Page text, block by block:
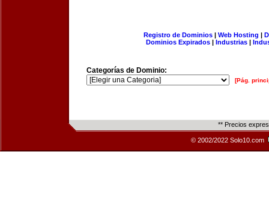
Registro de Dominios| Web Hosting |
Dominios Expirados | Industrias |
Categorías de Dominio:
[Pág.
** Precios
© 2002/2022 Solo10.com